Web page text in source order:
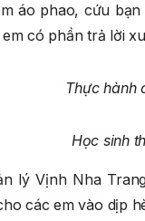
áo phao, cứu
có phần trả lời
Thực hành
Học sinh
lý Vịnh Nha
các em vào dịp